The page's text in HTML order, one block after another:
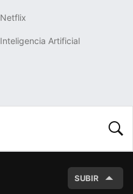
Netflix
Inteligencia Artificial
SUBIR